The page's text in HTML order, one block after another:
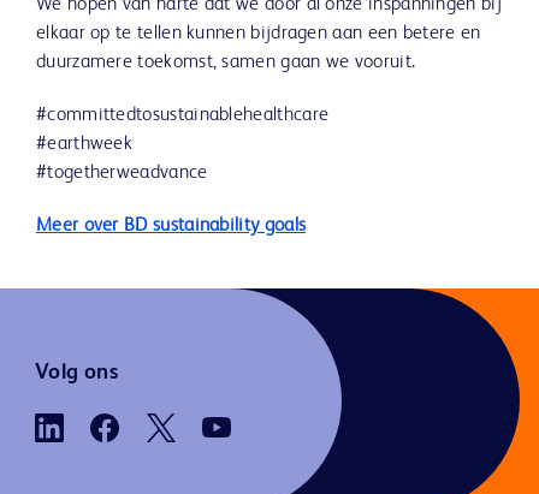
We hopen van harte dat we door al onze inspanningen bij
elkaar op te tellen kunnen bijdragen aan een betere en
duurzamere toekomst, samen gaan we vooruit.
#committedtosustainablehealthcare
#earthweek
#togetherweadvance
Meer over BD sustainability goals
Volg ons